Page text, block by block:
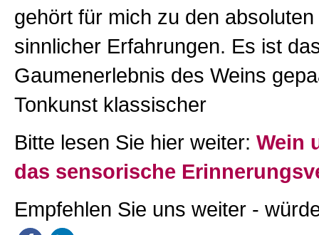
gehört für mich zu den
sinnlicher Erfahrungen. Es ist
Gaumenerlebnis des Weins
Tonkunst klassischer
Bitte lesen Sie hier weiter: Wein
das sensorische
Empfehlen Sie uns weiter -